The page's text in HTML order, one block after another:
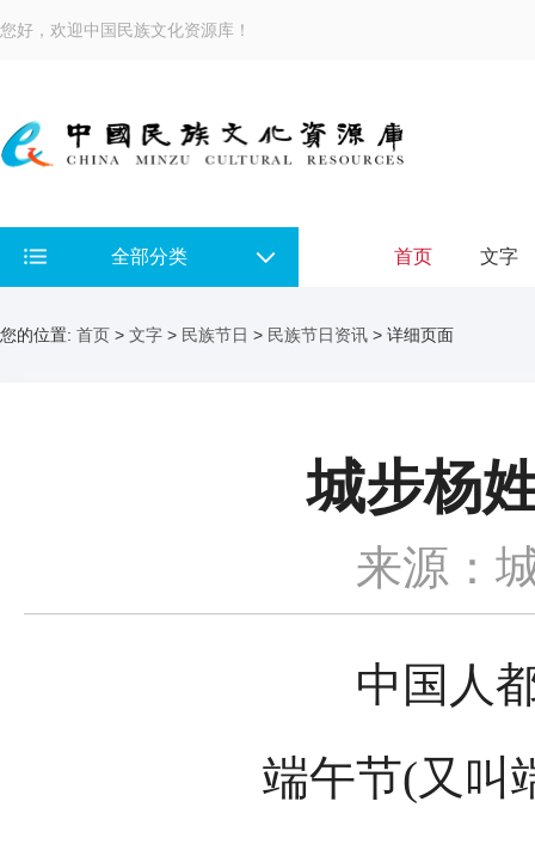
您好，欢迎中国民族文化资源库！
全部分类 首页 文字
您的位置: 首页 > 文字 > 民族节日 > 民族节日资讯 > 详细页面
城步杨
来源：
中国人都
端午节(又叫